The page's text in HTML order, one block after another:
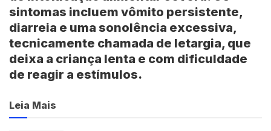
sintomas incluem vômito persistente,
diarreia e uma sonolência excessiva,
tecnicamente chamada de letargia, que
deixa a criança lenta e com dificuldade
de reagir a estímulos.
Leia Mais